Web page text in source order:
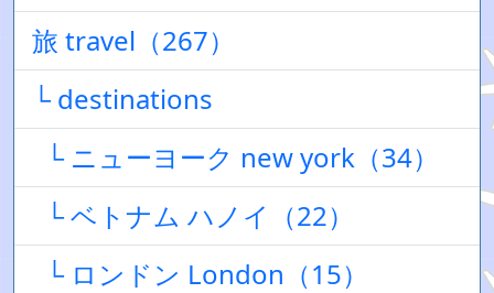
旅 travel（267）
└ destinations
└ ニューヨーク new york（34）
└ ベトナム ハノイ（22）
└ ロンドン London（15）